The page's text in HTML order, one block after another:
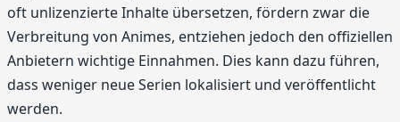
oft unlizenzierte Inhalte übersetzen, fördern zwar die
Verbreitung von Animes, entziehen jedoch den offiziellen
Anbietern wichtige Einnahmen. Dies kann dazu führen,
dass weniger neue Serien lokalisiert und veröffentlicht
werden.